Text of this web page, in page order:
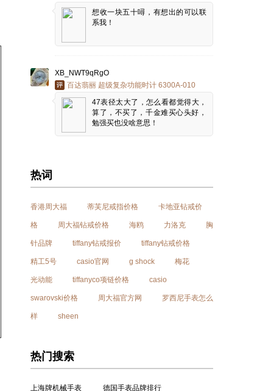
想收一块五十噚，有想出的可以联
系我！
XB_NWT9qRgO
百达翡丽 超级复杂功能时计 6300A-010
47表径太大了，怎么看都觉得大，
算了，不买了，千金难买心头好，
勉强买也没啥意思！
热词
香港周大福 蒂芙尼戒指价格 卡地亚钻戒价
格 周大福钻戒价格 海鸥 力洛克 胸
针品牌 tiffany钻戒报价 tiffany钻戒价格
精工5号 casio官网 g shock 梅花
光动能 tiffanyco项链价格 casio
swarovski价格 周大福官方网 罗西尼手表怎么
样 sheen
热门搜索
上海牌机械手表 德国手表品牌排行